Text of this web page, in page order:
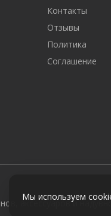
Контакты
Отзывы
Политика
Соглашение
аксессуаров и
Мы используем